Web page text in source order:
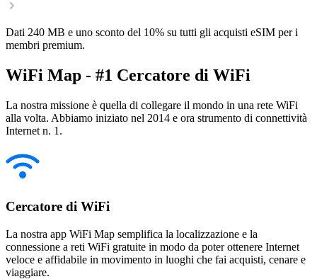
Dati 240 MB e uno sconto del 10% su tutti gli acquisti eSIM per i
membri premium.
WiFi Map - #1 Cercatore di WiFi
La nostra missione è quella di collegare il mondo in una rete WiFi
alla volta. Abbiamo iniziato nel 2014 e ora strumento di connettività
Internet n. 1.
Cercatore di WiFi
La nostra app WiFi Map semplifica la localizzazione e la
connessione a reti WiFi gratuite in modo da poter ottenere Internet
veloce e affidabile in movimento in luoghi che fai acquisti, cenare e
viaggiare.